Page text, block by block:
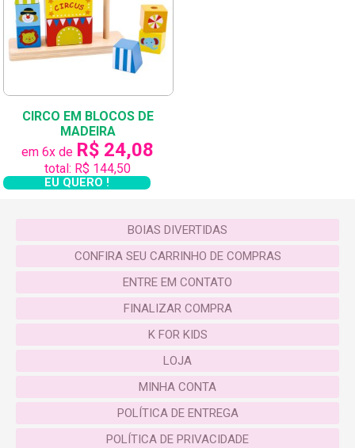
CIRCO EM BLOCOS DE
MADEIRA
em 6x de R$ 24,08
total: R$ 144,50
EU QUERO !
BOIAS DIVERTIDAS
CONFIRA SEU CARRINHO DE COMPRAS
ENTRE EM CONTATO
FINALIZAR COMPRA
K FOR KIDS
LOJA
MINHA CONTA
POLÍTICA DE ENTREGA
POLÍTICA DE PRIVACIDADE